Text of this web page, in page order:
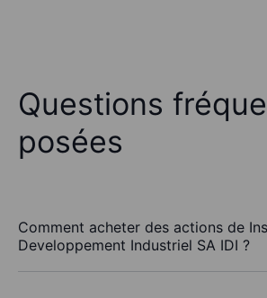
Questions
posées
Comment acheter des actions de
Developpement Industriel SA IDI ?